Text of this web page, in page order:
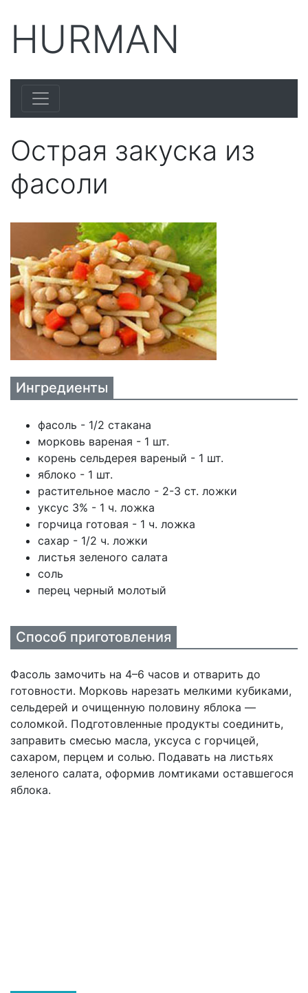
HURMAN
Острая закуска из
фасоли
Ингредиенты
фасоль - 1/2 стакана
морковь вареная - 1 шт.
корень сельдерея вареный - 1 шт.
яблоко - 1 шт.
растительное масло - 2-3 ст. ложки
уксус 3% - 1 ч. ложка
горчица готовая - 1 ч. ложка
сахар - 1/2 ч. ложки
листья зеленого салата
соль
перец черный молотый
Способ приготовления
Фасоль замочить на 4–6 часов и отварить до
готовности. Морковь нарезать мелкими кубиками,
сельдерей и очищенную половину яблока —
соломкой. Подготовленные продукты соединить,
заправить смесью масла, уксуса с горчицей,
сахаром, перцем и солью. Подавать на листьях
зеленого салата, оформив ломтиками оставшегося
яблока.